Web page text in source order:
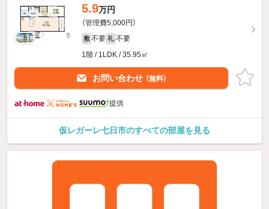
5.9万円
（管理費5,000円）
敷 不要 礼 不要
1階 / 1LDK / 35.95㎡
お問い合わせ （無料）
提供
仮レガーレ七日市のすべての部屋を見る